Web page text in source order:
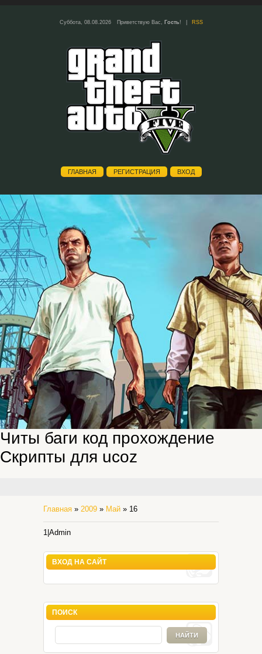
Суббота, 08.08.2026 Приветствую Вас Гость ! RSS
ГЛАВНАЯ РЕГИСТРАЦИЯ ВХОД
Читы баги код прохождение
Скрипты для ucoz
Главная » 2009 » Май » 16
1|Admin
ВХОД НА САЙТ
ПОИСК